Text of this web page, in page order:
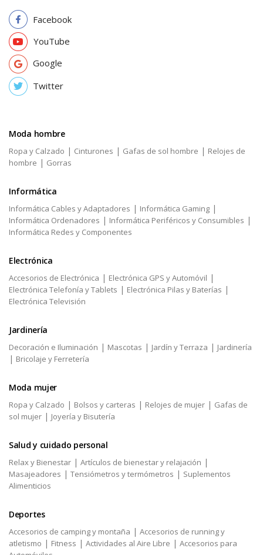
Facebook
YouTube
Google
Twitter
Moda hombre
Ropa y Calzado | Cinturones | Gafas de sol hombre | Relojes de
hombre | Gorras
Informática
Informática Cables y Adaptadores | Informática Gaming |
Informática Ordenadores | Informática Periféricos y Consumibles |
Informática Redes y Componentes
Electrónica
Accesorios de Electrónica | Electrónica GPS y Automóvil |
Electrónica Telefonía y Tablets | Electrónica Pilas y Baterías |
Electrónica Televisión
Jardinería
Decoración e Iluminación | Mascotas | Jardín y Terraza | Jardinería
| Bricolaje y Ferretería
Moda mujer
Ropa y Calzado | Bolsos y carteras | Relojes de mujer | Gafas de
sol mujer | Joyería y Bisutería
Salud y cuidado personal
Relax y Bienestar | Artículos de bienestar y relajación |
Masajeadores | Tensiómetros y termómetros | Suplementos
Alimenticios
Deportes
Accesorios de camping y montaña | Accesorios de running y
atletismo | Fitness | Actividades al Aire Libre | Accesorios para